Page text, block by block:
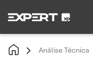
Análise Técnica